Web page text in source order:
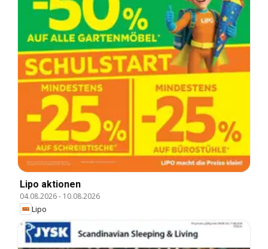
Lipo aktionen
04.08.2026- 10.08.2026
Lipo